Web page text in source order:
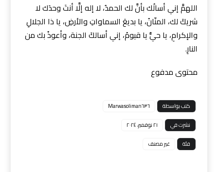
اللهمَّ إني أسالُك بأنَّ لك الحمدُ، لا إله إلَّا أنتَ وحدَك لا
شريكَ لك، المنّانُ، يا بديعَ السماواتِ والأرضِ، يا ذا الجلالِ
والإكرامِ، يا حيُّ يا قيومُ، إني أسالكَ الجنة، وأعوذُ بك من
النارِ.
محتوى مدفوع
كتب بواسطة
Marwasoliman٦٣٦
نشرت في
٢١ نوفمبر، ٢٠٢٤
فئة
غير مصنف